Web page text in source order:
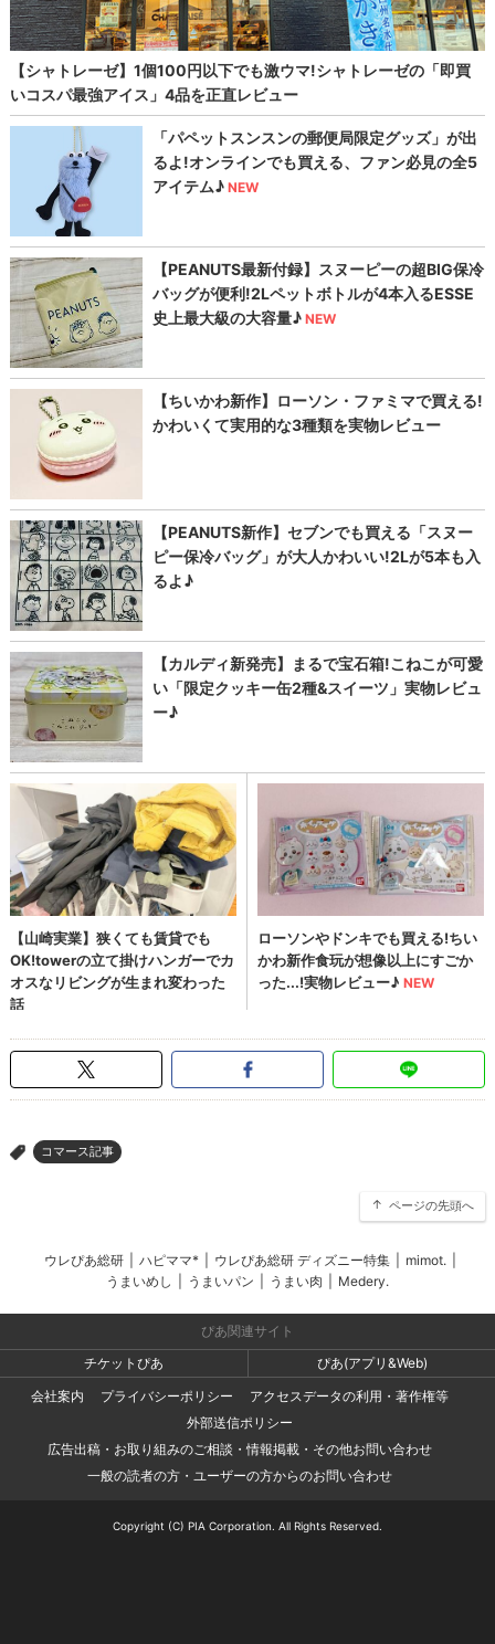
> コマース記事
ページの先頭へ
ウレぴあ総研 ハピママ* ウレぴあ総研 ディズニー特集 mimot.
うまいめし
うまいパン うまい肉 Medery.
ぴあ関連サイト
チケットぴあ
ぴあ(アプリ&Web)
会社案内
プライバシーポリシー
アクセスデータの利用・著作権等
外部送信ポリシー
広告出稿・お取り組みのご相談・情報掲載・その他お問い合わせ
一般の読者の方・ユーザーの方からのお問い合わせ
Copyright (C) PIA Corporation. All Rights Reserved.